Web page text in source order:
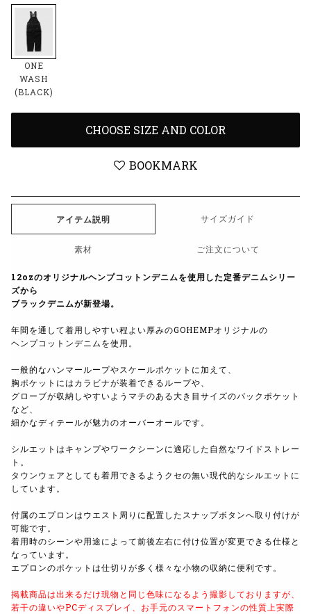
ONE
WASH
(BLACK)
CHOOSE SIZE AND COLOR
BOOKMARK
アイテム説明 サイズガイド
素材 ご注文について
12ozのオリジナルヘンプコットンデニムを使用した定番デニムシリー
ズから
ブラックデニムが新登場。
年間を通して着用しやすい程よい厚みのGOHEMPオリジナルの
ヘンプコットンデニムを使用。
一般的なハンマーループやスケールポケットに加えて、
胸ポケットにはカラビナが装着できるループや、
グローブが収納しやすいようマチのある大き目サイズのバックポケット
など、
細かなディテールが魅力のオーバーオールです。
シルエットはキャンプやワークシーンに適応した自然なワイドストレー
ト。
タウンウェアとしても着用できるようクセの無い現代的なシルエットに
しています。
付属のエプロンはウエスト周りに配置したスナップボタンへ取り付けが
可能です。
着用時のシーンや用途によって前後左右に付け位置が変更できる仕様と
なっています。
エプロンのポケットは仕切りが多く様々な小物の収納に便利です。
掲載商品は出来るだけ現物と同じ色味になるよう撮影しておりますが、
若干の違いやPCディスプレイ、お手元のスマートフォンの性質上実際